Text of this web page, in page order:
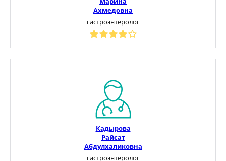
Ахмедовна
гастроэнтеролог
Кадырова
Райсат
Абдулхаликовна
гастроэнтеролог